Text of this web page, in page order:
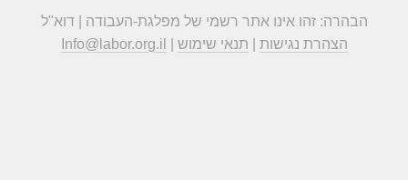
הבהרה: זהו אינו אתר רשמי של מפלגת-העבודה | דוא"ל
Info@labor.org.il
הצהרת נגישות תנאי שימוש